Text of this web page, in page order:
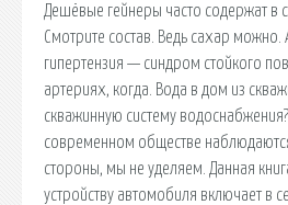
Дешёвые гейнеры часто содержат в
Смотрите состав. Ведь сахар можно.
гипертензия — синдром стойкого
артериях, когда. Вода в дом из
скважинную систему
современном обществе
стороны, мы не уделяем. Данная
устройству автомобиля включает в